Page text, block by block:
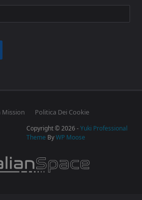
Mission Politica Dei Cookie
Copyright © 2026 -Yuki Professional
Theme ByWP Moose